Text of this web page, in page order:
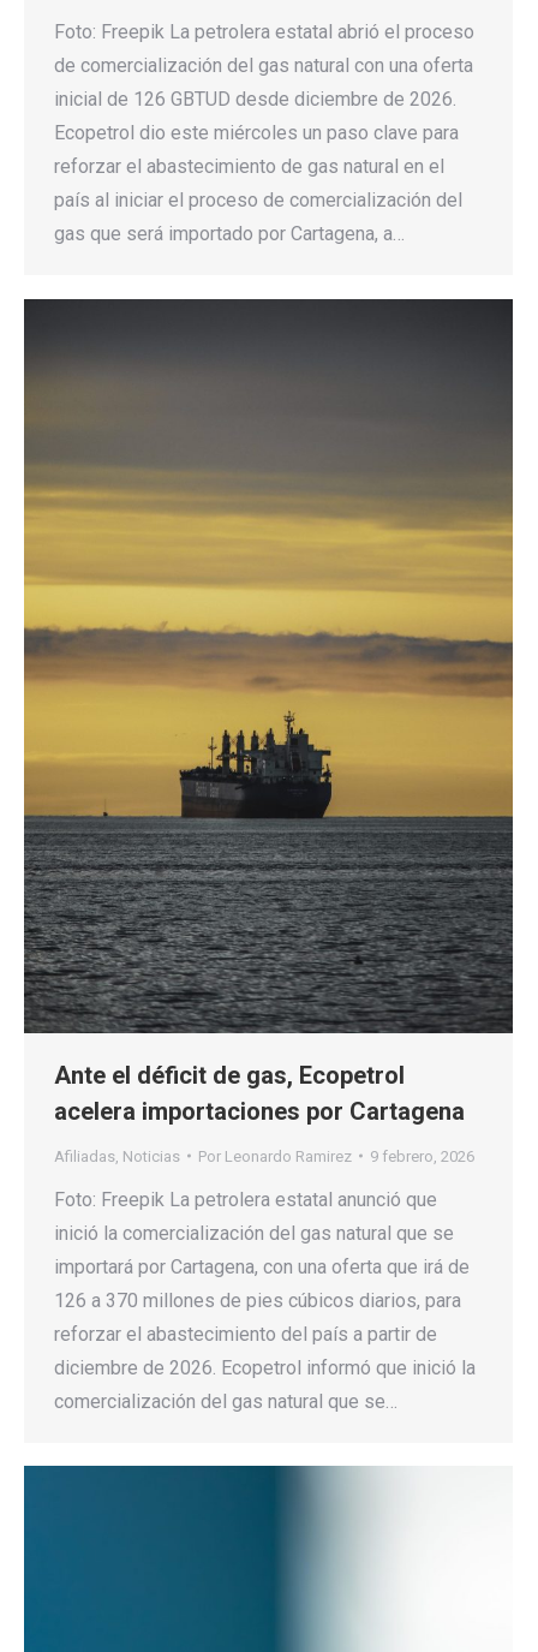
Foto: Freepik La petrolera estatal abrió el proceso
de comercialización del gas natural con una oferta
inicial de 126 GBTUD desde diciembre de 2026.
Ecopetrol dio este miércoles un paso clave para
reforzar el abastecimiento de gas natural en el
país al iniciar el proceso de comercialización del
gas que será importado por Cartagena, a…
Ante el déficit de gas, Ecopetrol
acelera importaciones por Cartagena
Afiliadas Noticias Por Leonardo Ramirez 9 febrero, 2026
Foto: Freepik La petrolera estatal anunció que
inició la comercialización del gas natural que se
importará por Cartagena, con una oferta que irá de
126 a 370 millones de pies cúbicos diarios, para
reforzar el abastecimiento del país a partir de
diciembre de 2026. Ecopetrol informó que inició la
comercialización del gas natural que se…